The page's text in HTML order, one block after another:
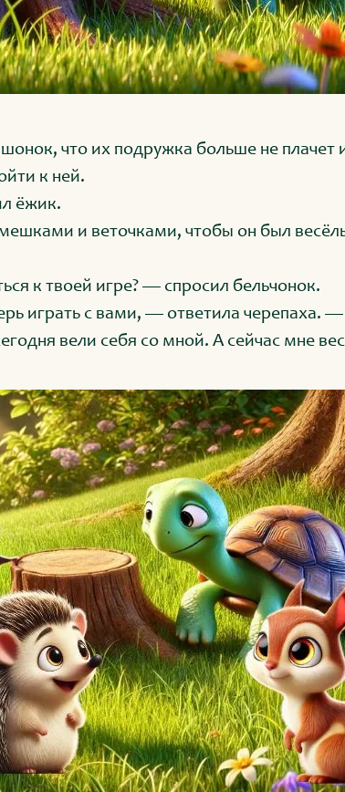
что их подружка больше не плачет
к ней.
ёжик.
и веточками, чтобы он был
к твоей игре? — спросил бельчонок.
играть с вами, — ответила черепаха.
вели себя со мной. А сейчас мне